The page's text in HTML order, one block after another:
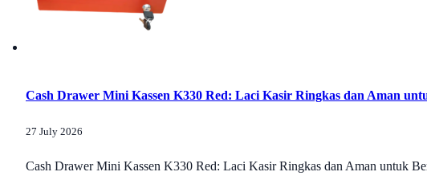
Cash Drawer Mini Kassen K330 Red: Laci Kasir Ringkas dan Aman
27 July 2026
Cash Drawer Mini Kassen K330 Red: Laci Kasir Ringkas dan Aman untuk